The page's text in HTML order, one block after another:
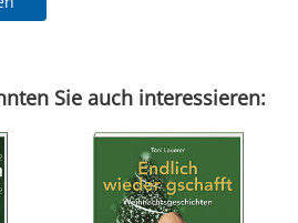
Sie auch interessieren: